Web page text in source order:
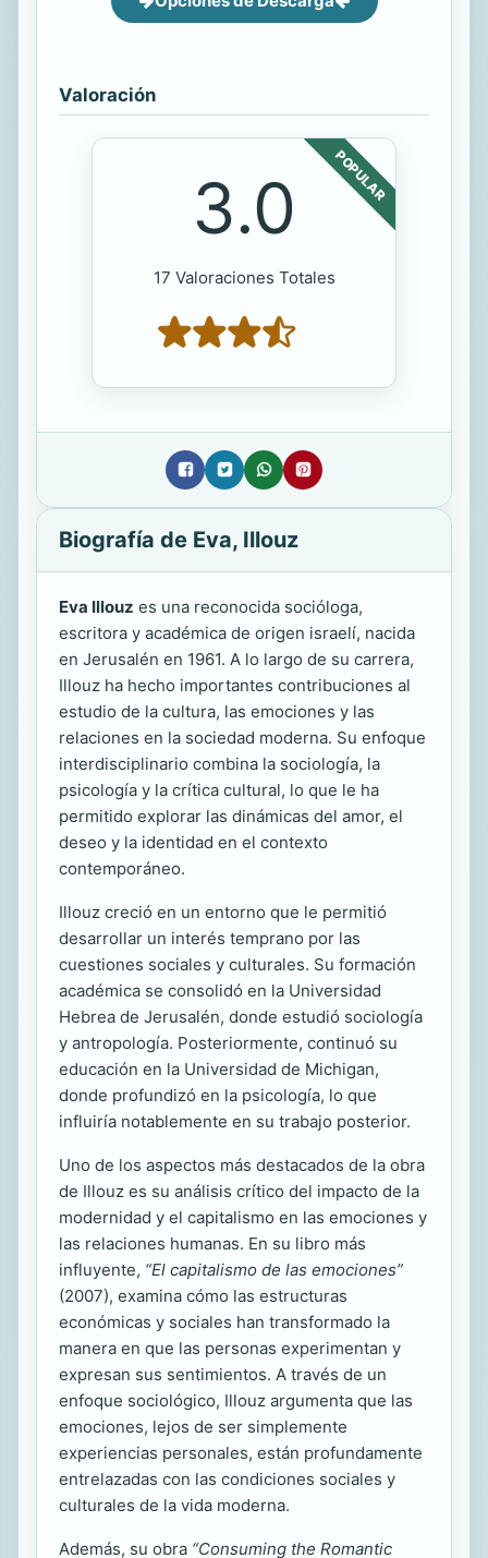
Valoración
POPULAR
3.0
17 Valoraciones Totales
Biografía de Eva, Illouz
Eva Illouz es una reconocida socióloga,
escritora y académica de origen israelí, nacida
en Jerusalén en 1961. A lo largo de su carrera,
Illouz ha hecho importantes contribuciones al
estudio de la cultura, las emociones y las
relaciones en la sociedad moderna. Su enfoque
interdisciplinario combina la sociología, la
psicología y la crítica cultural, lo que le ha
permitido explorar las dinámicas del amor, el
deseo y la identidad en el contexto
contemporáneo.
Illouz creció en un entorno que le permitió
desarrollar un interés temprano por las
cuestiones sociales y culturales. Su formación
académica se consolidó en la Universidad
Hebrea de Jerusalén, donde estudió sociología
y antropología. Posteriormente, continuó su
educación en la Universidad de Michigan,
donde profundizó en la psicología, lo que
influiría notablemente en su trabajo posterior.
Uno de los aspectos más destacados de la obra
de Illouz es su análisis crítico del impacto de la
modernidad y el capitalismo en las emociones y
las relaciones humanas. En su libro más
influyente, “El capitalismo de las emociones”
(2007), examina cómo las estructuras
económicas y sociales han transformado la
manera en que las personas experimentan y
expresan sus sentimientos. A través de un
enfoque sociológico, Illouz argumenta que las
emociones, lejos de ser simplemente
experiencias personales, están profundamente
entrelazadas con las condiciones sociales y
culturales de la vida moderna.
Además, su obra “Consuming the Romantic